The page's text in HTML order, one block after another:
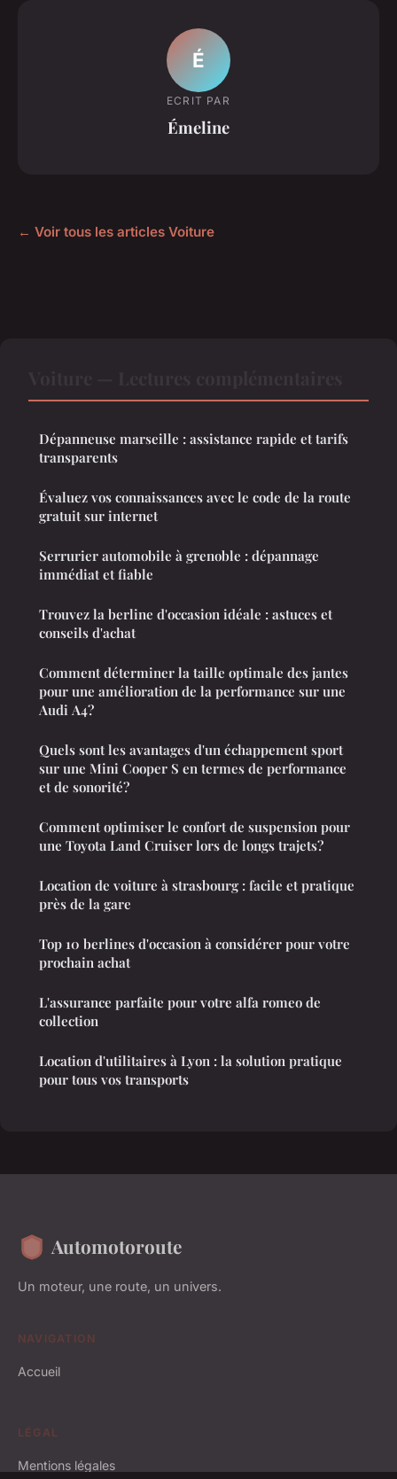
É
ECRIT PAR
Émeline
← Voir tous les articles Voiture
Dépanneuse marseille : assistance rapide et tarifs
transparents
Évaluez vos connaissances avec le code de la route
gratuit sur internet
Serrurier automobile à grenoble : dépannage
immédiat et fiable
Trouvez la berline d'occasion idéale : astuces et
conseils d'achat
Comment déterminer la taille optimale des jantes
pour une amélioration de la performance sur une
Audi A4?
Quels sont les avantages d'un échappement sport
sur une Mini Cooper S en termes de performance
et de sonorité?
Comment optimiser le confort de suspension pour
une Toyota Land Cruiser lors de longs trajets?
Location de voiture à strasbourg : facile et pratique
près de la gare
Top 10 berlines d'occasion à considérer pour votre
prochain achat
L'assurance parfaite pour votre alfa romeo de
collection
Location d'utilitaires à Lyon : la solution pratique
pour tous vos transports
Automotoroute
Un moteur, une route, un univers.
NAVIGATION
Accueil
LÉGAL
Mentions légales